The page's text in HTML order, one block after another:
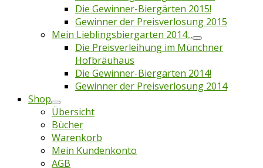
Die Gewinner-Biergärten 2015!
Gewinner der Preisverlosung 2015
Mein Lieblingsbiergarten 2014...
Die Preisverleihung im Münchner
Hofbräuhaus
Die Gewinner-Biergärten 2014!
Gewinner der Preisverlosung 2014
Shop
Übersicht
Bücher
Warenkorb
Mein Kundenkonto
AGB